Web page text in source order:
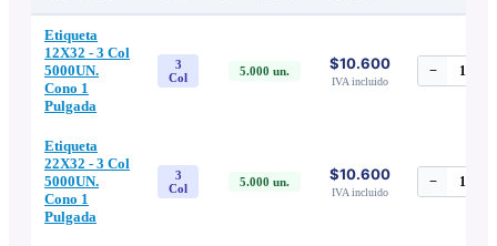
Etiqueta
12X32 - 3 Col
5000UN.
Cono 1
Pulgada
3
Col
5.000 un. $10.600
IVA incluido
− 1
Etiqueta
22X32 - 3 Col
5000UN.
Cono 1
Pulgada
3
Col
5.000 un. $10.600
IVA incluido
− 1